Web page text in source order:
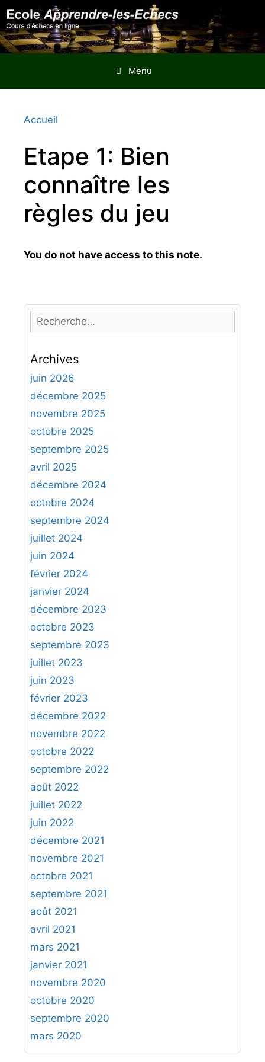
Aller
au
contenu
Menu
Accueil
Etape 1: Bien
connaître les
règles du jeu
You do not have access to this note.
e
h
e
r
h
e
r
:
Archives
juin 2026
décembre 2025
novembre 2025
octobre 2025
septembre 2025
avril 2025
décembre 2024
octobre 2024
septembre 2024
juillet 2024
juin 2024
février 2024
janvier 2024
décembre 2023
octobre 2023
septembre 2023
juillet 2023
juin 2023
février 2023
décembre 2022
novembre 2022
octobre 2022
septembre 2022
août 2022
juillet 2022
juin 2022
décembre 2021
novembre 2021
octobre 2021
septembre 2021
août 2021
avril 2021
mars 2021
janvier 2021
novembre 2020
octobre 2020
septembre 2020
mars 2020